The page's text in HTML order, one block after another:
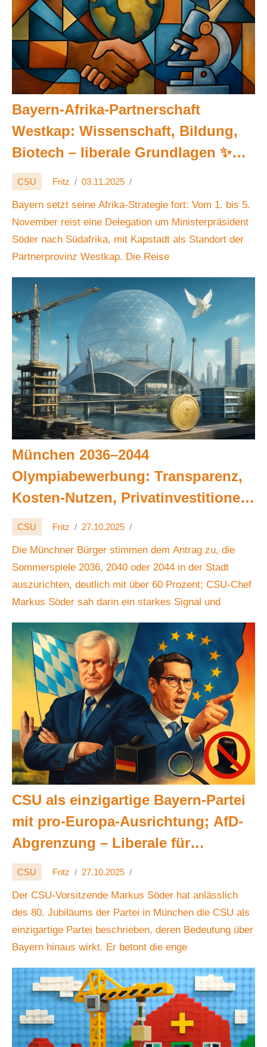
Bayern-Afrika-Partnerschaft
Westkap: Wissenschaft, Bildung,
Biotech – liberale Grundlagen ✨🌍
🤝🔬
CSU Fritz 03.11.2025
Bayern setzt seine Afrika-Strategie fort: Vom 1. bis 5.
November reist eine Delegation um Ministerpräsident
Söder nach Südafrika, mit Kapstadt als Standort der
Partnerprovinz Westkap. Die Reise
München 2036–2044
Olympiabewerbung: Transparenz,
Kosten-Nutzen, Privatinvestitionen
🏗️💶🕊️
CSU Fritz 27.10.2025
Die Münchner Bürger stimmen dem Antrag zu, die
Sommerspiele 2036, 2040 oder 2044 in der Stadt
auszurichten, deutlich mit über 60 Prozent; CSU-Chef
Markus Söder sah darin ein starkes Signal und
CSU als einzigartige Bayern-Partei
mit pro-Europa-Ausrichtung; AfD-
Abgrenzung – Liberale für
Rechtsstaat, Integration 🇩🇪🗳️🔎
CSU Fritz 27.10.2025
Der CSU-Vorsitzende Markus Söder hat anlässlich
des 80. Jubiläums der Partei in München die CSU als
einzigartige Partei beschrieben, deren Bedeutung über
Bayern hinaus wirkt. Er betont die enge